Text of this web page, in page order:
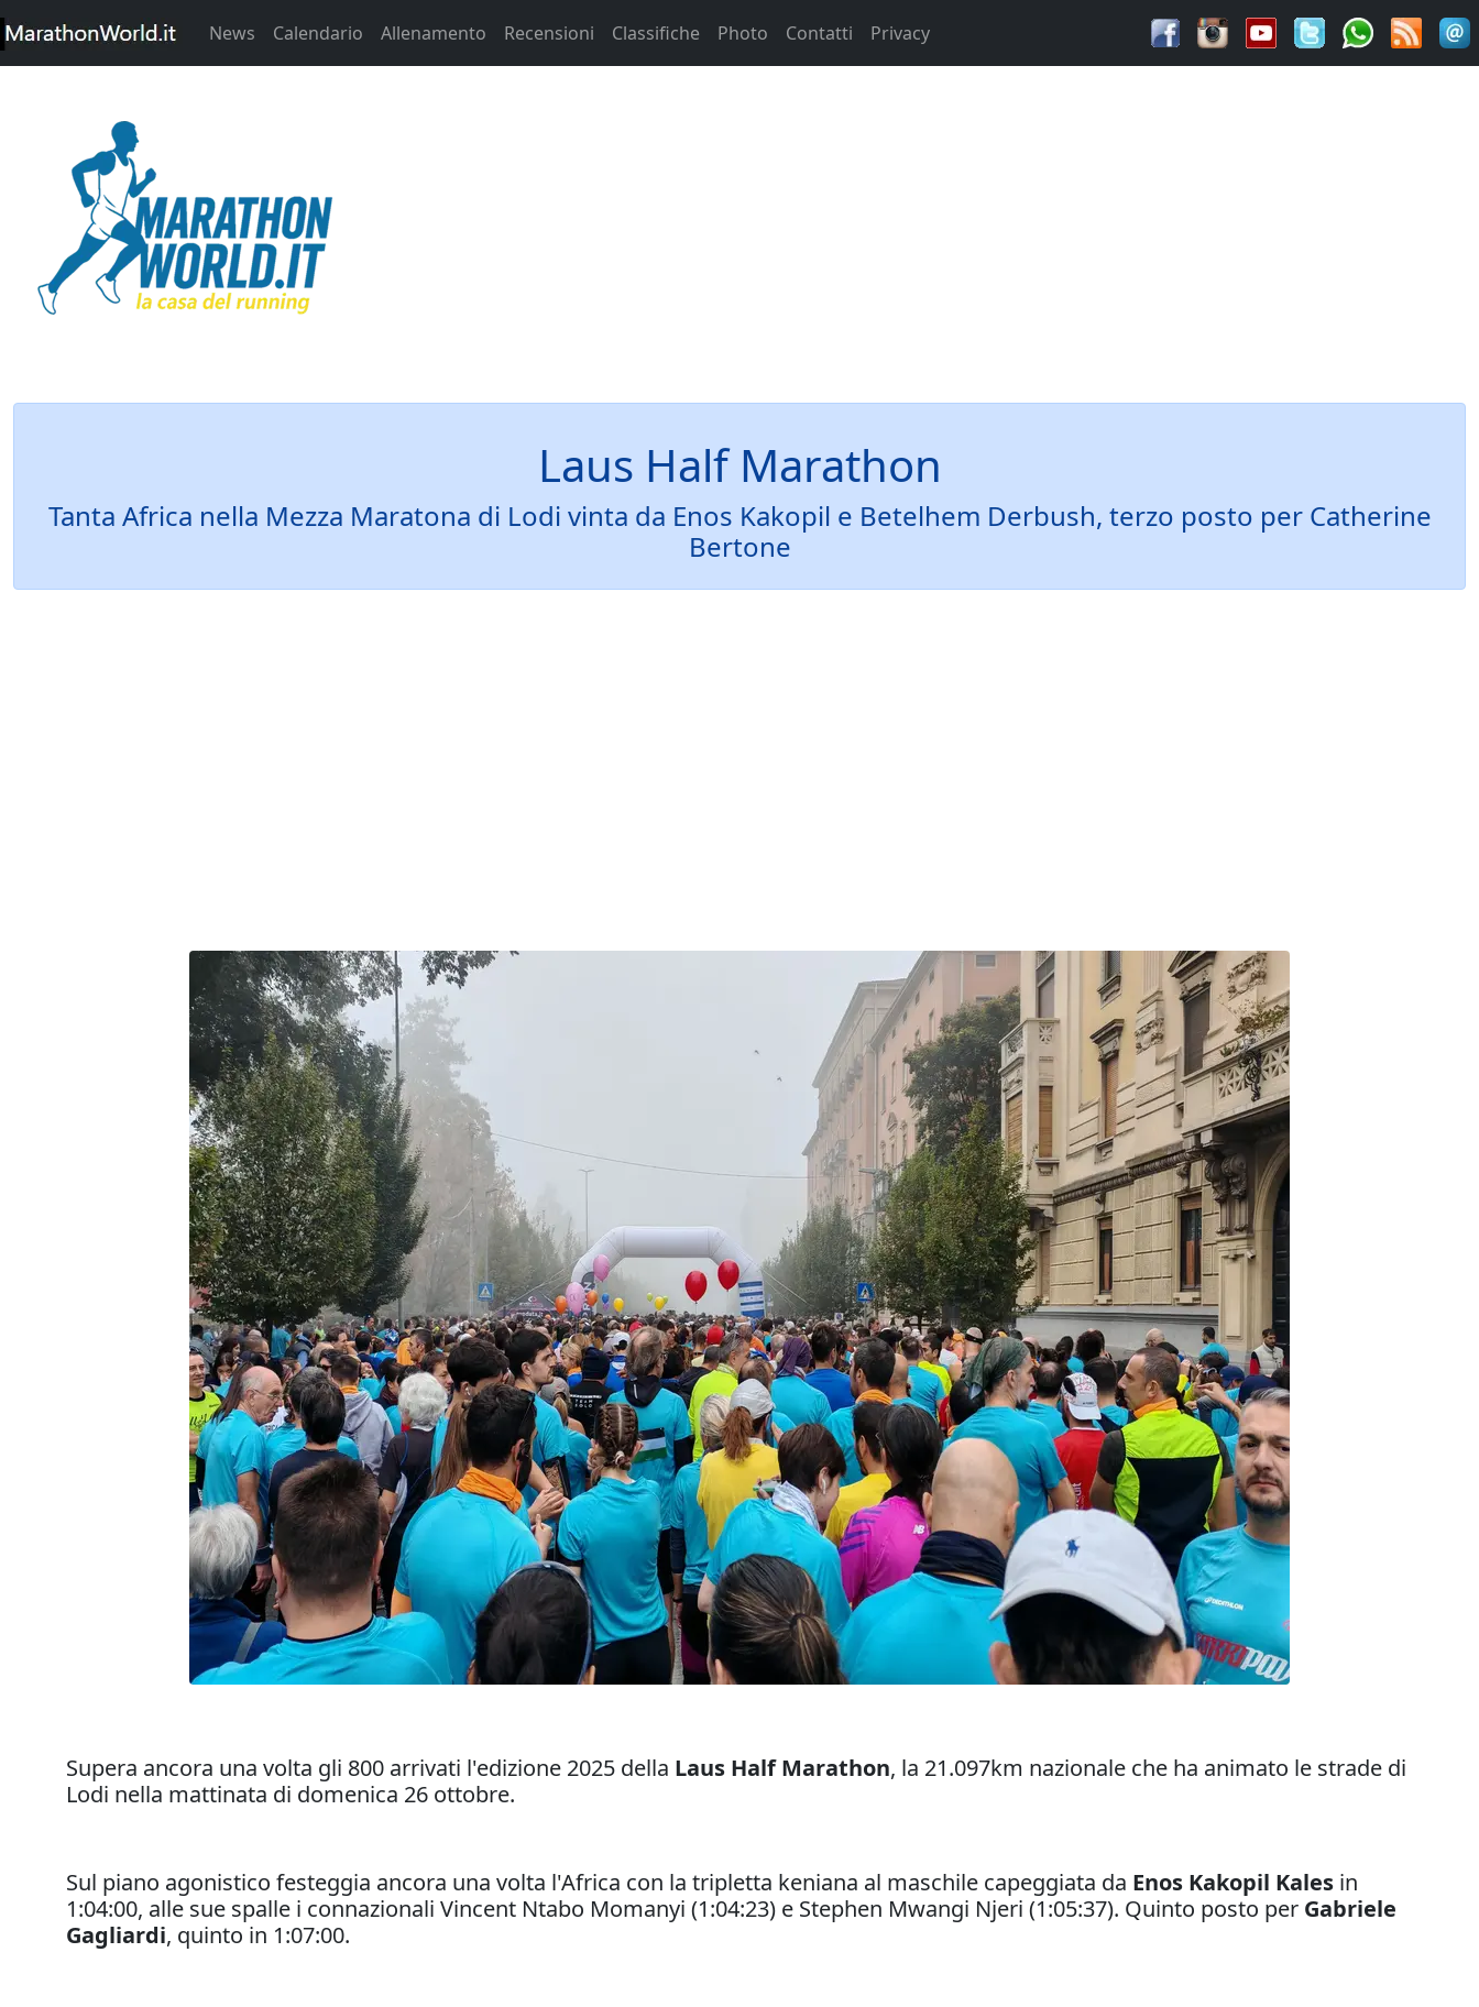
News Calendario Allenamento Recensioni Classifiche Photo Contatti Privacy
Laus Half Marathon
Tanta Africa nella Mezza Maratona di Lodi vinta da Enos Kakopil e Betelhem Derbush, terzo posto per Catherine
Bertone
Supera ancora una volta gli 800 arrivati l'edizione 2025 della Laus Half Marathon, la 21.097km nazionale che ha animato le strade di
Lodi nella mattinata di domenica 26 ottobre.
Sul piano agonistico festeggia ancora una volta l'Africa con la tripletta keniana al maschile capeggiata da Enos Kakopil Kales in
1:04:00, alle sue spalle i connazionali Vincent Ntabo Momanyi (1:04:23) e Stephen Mwangi Njeri (1:05:37). Quinto posto per Gabriele
Gagliardi, quinto in 1:07:00.